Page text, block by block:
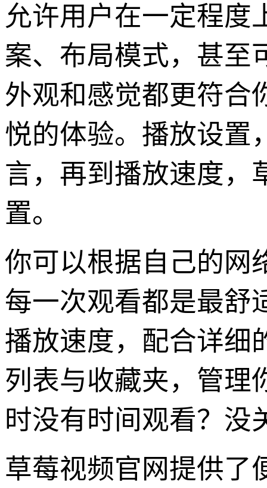
允许用户在一定程度
案、布局模式，甚至
外观和感觉都更符合
悦的体验。播放设置
言，再到播放速度，
置。
你可以根据自己的网
每一次观看都是最舒
播放速度，配合详细
列表与收藏夹，管理
时没有时间观看？没
草莓视频官网提供了